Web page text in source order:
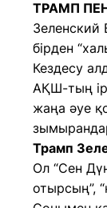
ТРАМП
Зеленский
бірден
Кездесу
АҚШ-тың
жаңа әуе
Трамп
Ол “Сен
отырсың”,